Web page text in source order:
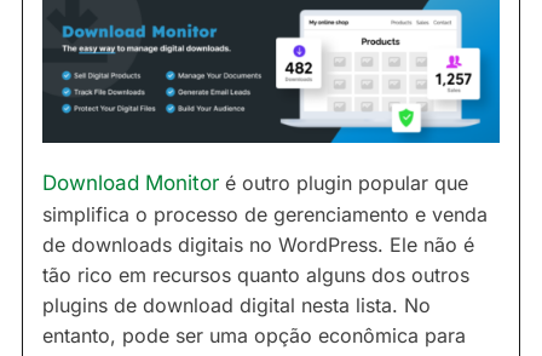
Download Monitor é outro plugin popular que
simplifica o processo de gerenciamento e venda
de downloads digitais no WordPress. Ele não é
tão rico em recursos quanto alguns dos outros
plugins de download digital nesta lista. No
entanto, pode ser uma opção econômica para